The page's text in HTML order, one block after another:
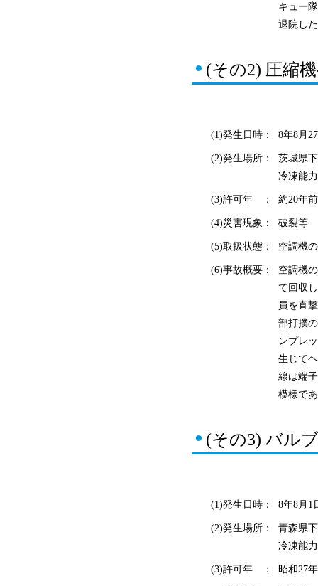
キュー
退院し
(その2) 圧縮
(1)発生日時： 8年8月
(2)発生場所：
茨城県
冷凍能
(3)許可年 ： 約20年前
(4)災害現象： 破裂等
(5)取扱状態： 空調機
(6)事故概要：
空調機
て回収
員を直
部打撲
ンプレ
生じて
線は端
模様で
(その3) バル
(1)発生日時： 8年8月
(2)発生場所：
青森県
冷凍能
(3)許可年 ： 昭和27年